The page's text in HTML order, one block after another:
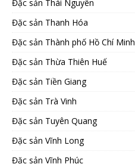
Đặc sản Thái Nguyên
Đặc sản Thanh Hóa
Đặc sản Thành phố Hồ Chí Minh
Đặc sản Thừa Thiên Huế
Đặc sản Tiền Giang
Đặc sản Trà Vinh
Đặc sản Tuyên Quang
Đặc sản Vĩnh Long
Đặc sản Vĩnh Phúc